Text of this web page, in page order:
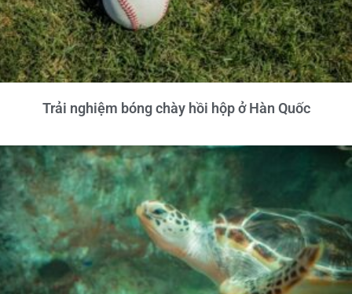
Trải nghiệm bóng chày hồi hộp ở Hàn Quốc